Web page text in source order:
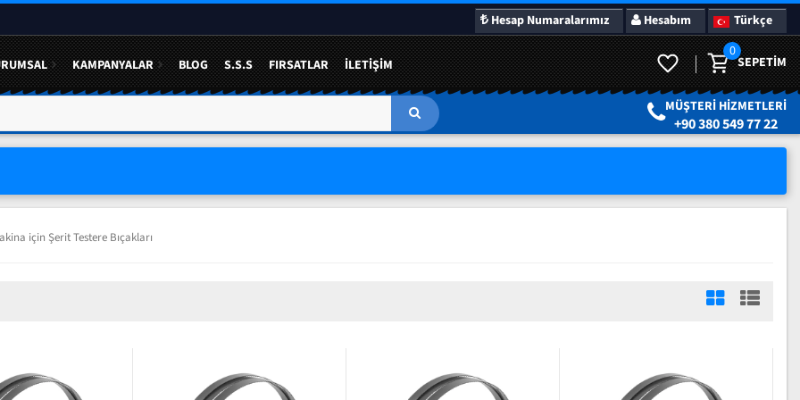
Hesap Numaralarımız Hesabım Türkçe
KAMPANYALAR BLOG S.S.S FIRSATLAR İLETIŞIM
0
SEPETIM
MÜŞTERI HIZMETLERI
+90 380 549 77 22
için Şerit Testere Bıçakları